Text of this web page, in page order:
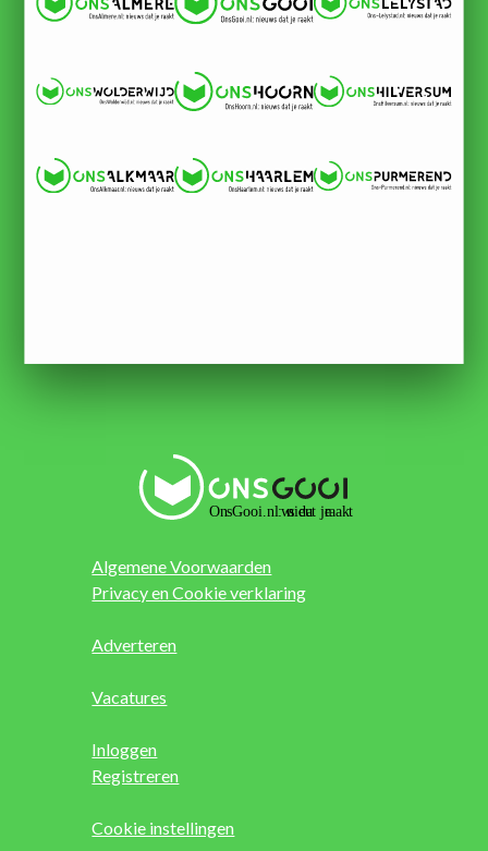
Algemene Voorwaarden
Privacy en Cookie verklaring
Adverteren
Vacatures
Inloggen
Registreren
Cookie instellingen